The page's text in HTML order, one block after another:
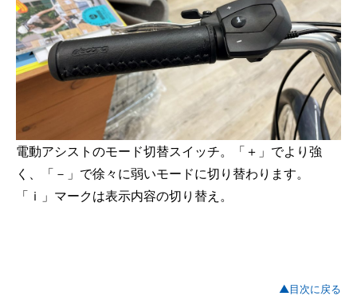
電動アシストのモード切替スイッチ。「＋」でより強
く、「－」で徐々に弱いモードに切り替わります。
「ｉ」マークは表示内容の切り替え。
▲目次に戻る